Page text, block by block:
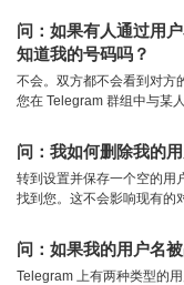
问：如果有人通过用
知道我的号码吗？
不会。双方都不会看到对方
您在 Telegram 群组中与某
问：我如何删除我的
转到设置并保存一个空的用
找到您。这不会影响现有的
问：如果我的用户名
Telegram 上有两种类型的用